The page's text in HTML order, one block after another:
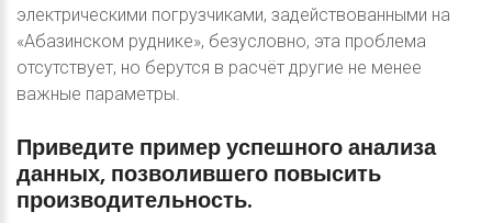
электрическими погрузчиками, задействованными на
«Абазинском руднике», безусловно, эта проблема
отсутствует, но берутся в расчёт другие не менее
важные параметры.
Приведите примеруспешногоанализа
данных, позволившего повысить
производительность.